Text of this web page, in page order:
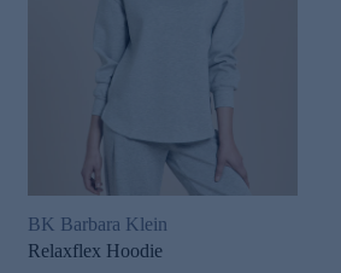
BK Barbara Klein
Relaxflex Hoodie